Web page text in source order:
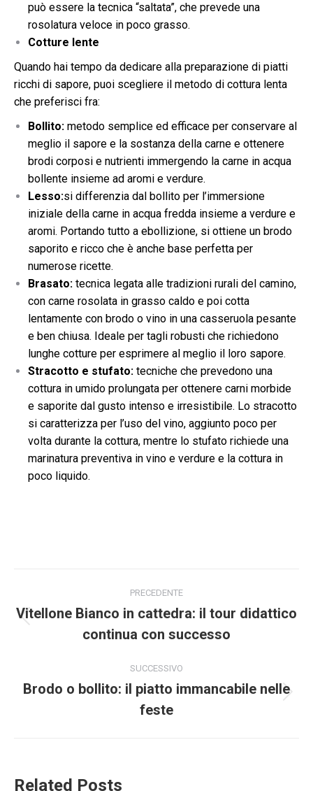
può essere la tecnica “saltata”, che prevede una
rosolatura veloce in poco grasso.
Cotture lente
Quando hai tempo da dedicare alla preparazione di piatti
ricchi di sapore, puoi scegliere il metodo di cottura lenta
che preferisci fra:
Bollito: metodo semplice ed efficace per conservare al
meglio il sapore e la sostanza della carne e ottenere
brodi corposi e nutrienti immergendo la carne in acqua
bollente insieme ad aromi e verdure.
Lesso:si differenzia dal bollito per l’immersione
iniziale della carne in acqua fredda insieme a verdure e
aromi. Portando tutto a ebollizione, si ottiene un brodo
saporito e ricco che è anche base perfetta per
numerose ricette.
Brasato: tecnica legata alle tradizioni rurali del camino,
con carne rosolata in grasso caldo e poi cotta
lentamente con brodo o vino in una casseruola pesante
e ben chiusa. Ideale per tagli robusti che richiedono
lunghe cotture per esprimere al meglio il loro sapore.
Stracotto e stufato: tecniche che prevedono una
cottura in umido prolungata per ottenere carni morbide
e saporite dal gusto intenso e irresistibile. Lo stracotto
si caratterizza per l’uso del vino, aggiunto poco per
volta durante la cottura, mentre lo stufato richiede una
marinatura preventiva in vino e verdure e la cottura in
poco liquido.
tra
post
PRECEDENTE
precedente:
Vitellone Bianco in cattedra: il tour didattico
continua con successo
SUCCESSIVO
post:
Brodo o bollito: il piatto immancabile nelle
feste
Related Posts